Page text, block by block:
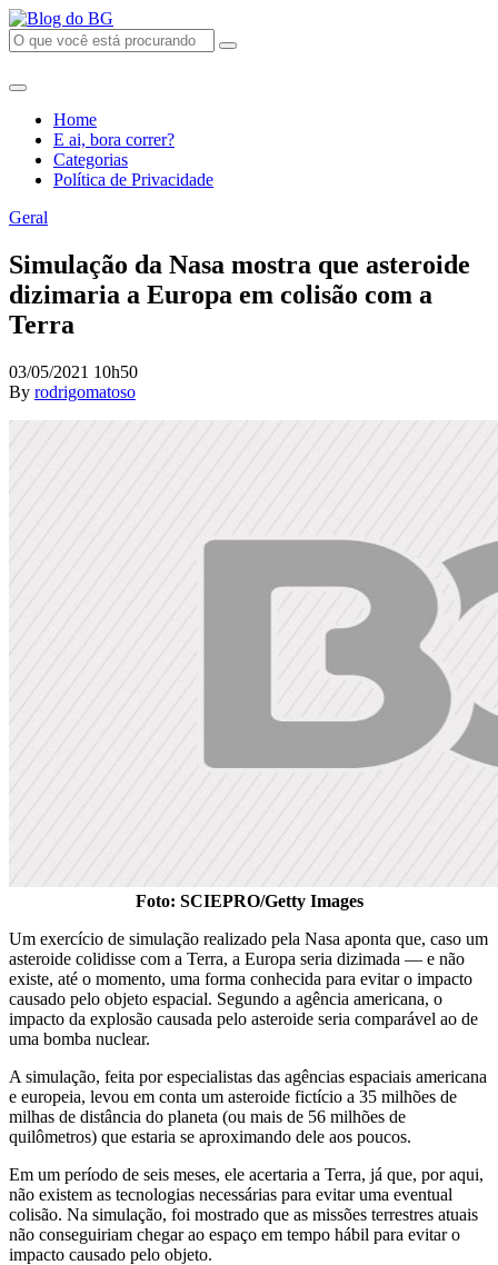
Home
E ai, bora correr?
Categorias
Política de Privacidade
Geral
Simulação da Nasa mostra que asteroide
dizimaria a Europa em colisão com a
Terra
03/05/2021 10h50
By rodrigomatoso
Foto: SCIEPRO/Getty Images
Um exercício de simulação realizado pela Nasa aponta que, caso um
asteroide colidisse com a Terra, a Europa seria dizimada — e não
existe, até o momento, uma forma conhecida para evitar o impacto
causado pelo objeto espacial. Segundo a agência americana, o
impacto da explosão causada pelo asteroide seria comparável ao de
uma bomba nuclear.
A simulação, feita por especialistas das agências espaciais americana
e europeia, levou em conta um asteroide fictício a 35 milhões de
milhas de distância do planeta (ou mais de 56 milhões de
quilômetros) que estaria se aproximando dele aos poucos.
Em um período de seis meses, ele acertaria a Terra, já que, por aqui,
não existem as tecnologias necessárias para evitar uma eventual
colisão. Na simulação, foi mostrado que as missões terrestres atuais
não conseguiriam chegar ao espaço em tempo hábil para evitar o
impacto causado pelo objeto.